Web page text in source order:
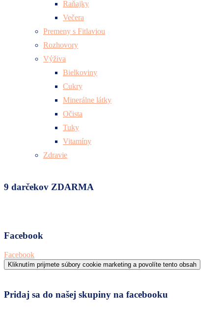
Raňajky
Večera
Premeny s Fitlaviou
Rozhovory
Výživa
Bielkoviny
Cukry
Minerálne látky
Očista
Tuky
Vitamíny
Zdravie
9 darčekov ZDARMA
Facebook
Facebook
Kliknutím prijmete súbory cookie marketing a povolíte tento obsah
Pridaj sa do našej skupiny na facebooku